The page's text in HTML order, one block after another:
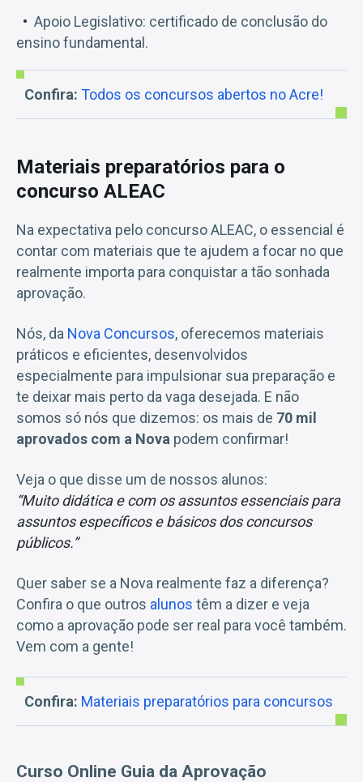
Apoio Legislativo: certificado de conclusão do
ensino fundamental.
Confira: Todos os concursos abertos no Acre!
Materiais preparatórios para o
concurso ALEAC
Na expectativa pelo concurso ALEAC, o essencial é
contar com materiais que te ajudem a focar no que
realmente importa para conquistar a tão sonhada
aprovação.
Nós, da Nova Concursos, oferecemos materiais
práticos e eficientes, desenvolvidos
especialmente para impulsionar sua preparação e
te deixar mais perto da vaga desejada. E não
somos só nós que dizemos: os mais de 70 mil
aprovados com a Nova podem confirmar!
Veja o que disse um de nossos alunos:
“Muito didática e com os assuntos essenciais para
assuntos específicos e básicos dos concursos
públicos.”
Quer saber se a Nova realmente faz a diferença?
Confira o que outros alunos têm a dizer e veja
como a aprovação pode ser real para você também.
Vem com a gente!
Confira: Materiais preparatórios para concursos
Curso Online Guia da Aprovação